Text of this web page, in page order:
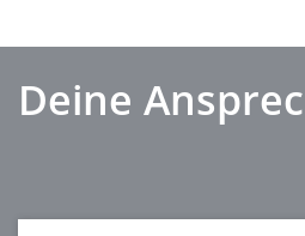
Deine